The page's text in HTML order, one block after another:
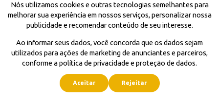
Nós utilizamos cookies e outras tecnologias semelhantes para
melhorar sua experiência em nossos serviços, personalizar nossa
publicidade e recomendar conteúdo de seu interesse.
Ao informar seus dados, você concorda que os dados sejam
utilizados para ações de marketing de anunciantes e parceiros,
conforme a política de privacidade e proteção de dados.
Aceitar Rejeitar